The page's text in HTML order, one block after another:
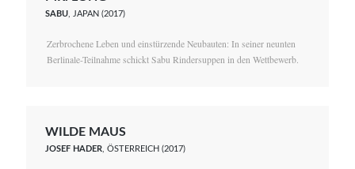
SABU , JAPAN (2017)
Zerbrochene Leben und einstürzende Neubauten: In seiner neunten
Berlinale-Teilnahme schickt Sabu Rindersuppen in den Wettbewerb.
WILDE MAUS
JOSEF HADER, ÖSTERREICH (2017)